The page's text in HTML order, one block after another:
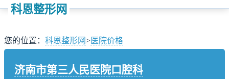
科恩整形网
您的位置： 科恩整形网>医院价格
济南市第三人民医院口腔科